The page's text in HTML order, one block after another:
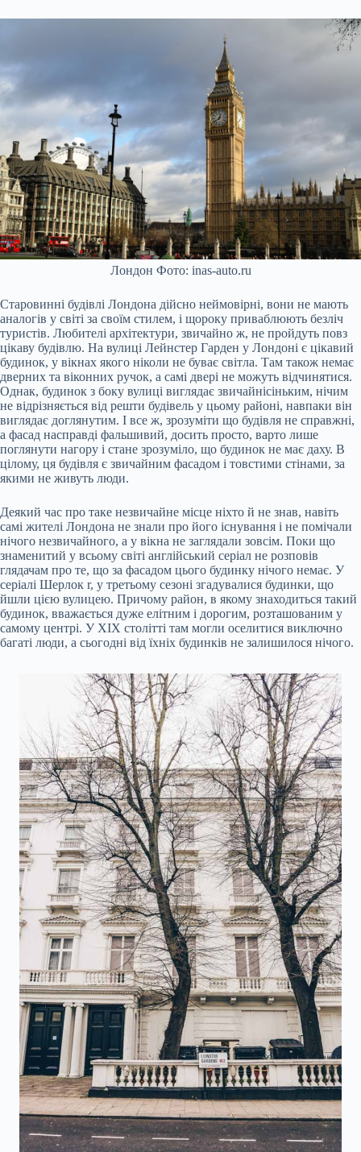
Лондон Фото: inas-auto.ru
Старовинні будівлі Лондона дійсно неймовірні, вони не мають
аналогів у світі за своїм стилем, і щороку приваблюють безліч
туристів. Любителі архітектури, звичайно ж, не пройдуть повз
цікаву будівлю. На вулиці Лейнстер Гарден у Лондоні є цікавий
будинок, у вікнах якого ніколи не буває світла. Там також немає
дверних та віконних ручок, а самі двері не можуть відчинятися.
Однак, будинок з боку вулиці виглядає звичайнісіньким, нічим
не відрізняється від решти будівель у цьому районі, навпаки він
виглядає доглянутим. І все ж, зрозуміти що будівля не справжні,
а фасад насправді фальшивий, досить просто, варто лише
поглянути нагору і стане зрозуміло, що будинок не має даху. В
цілому, ця будівля є звичайним фасадом і товстими стінами, за
якими не живуть люди.
Деякий час про таке незвичайне місце ніхто й не знав, навіть
самі жителі Лондона не знали про його існування і не помічали
нічого незвичайного, а у вікна не заглядали зовсім. Поки що
знаменитий у всьому світі англійський серіал не розповів
глядачам про те, що за фасадом цього будинку нічого немає. У
серіалі Шерлок r, у третьому сезоні згадувалися будинки, що
йшли цією вулицею. Причому район, в якому знаходиться такий
будинок, вважається дуже елітним і дорогим, розташованим у
самому центрі. У ХІХ столітті там могли оселитися виключно
багаті люди, а сьогодні від їхніх будинків не залишилося нічого.